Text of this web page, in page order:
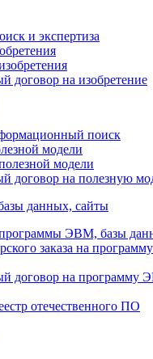
и экспертиза
договор на изобретение
поиск
модели
модели
договор на полезную
данных, сайты
программы ЭВМ, базы
заказа на
договор на программу
отечественного ПО